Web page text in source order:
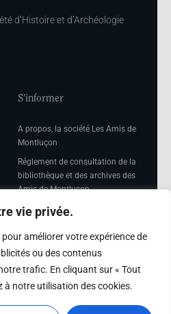
vie privée.
améliorer votre expérience de
ou des contenus
trafic. En cliquant sur « Tout
à notre utilisation des cookies.
d’Histoire et d’Archéologie
S'informer
A propos, la société Les Amis de
Montluçon
Réglement de consultation de la
bibliothèque et des archives des
Amis de Montluçon
Mentions légales